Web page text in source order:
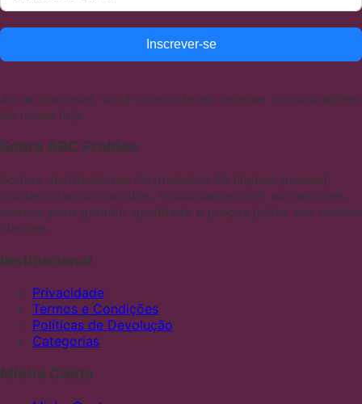
Inscrever-se
Ao se inscrever, você concorda em receber comunicações
de nossa loja.
Sobre ABC Fraldas
Somos distribuidores de produtos de higiene pessoal,
fraldas infantis e adultas. Trabalhamos com as melhores
marcas para garantir qualidade e preços justos aos nossos
clientes
Institucional
Privacidade
Termos e Condições
Políticas de Devolução
Categorias
Minha Conta